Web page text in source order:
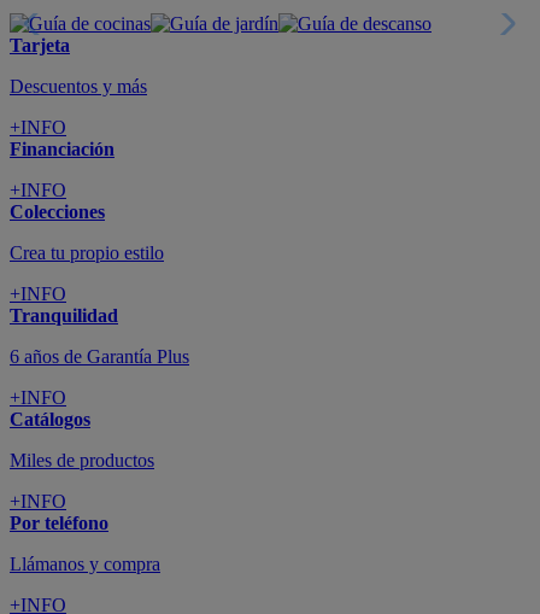
Tarjeta
Descuentos y más
+INFO
Financiación
+INFO
Colecciones
Crea tu propio estilo
+INFO
Tranquilidad
6 años de Garantía Plus
+INFO
Catálogos
Miles de productos
+INFO
Por teléfono
Llámanos y compra
+INFO